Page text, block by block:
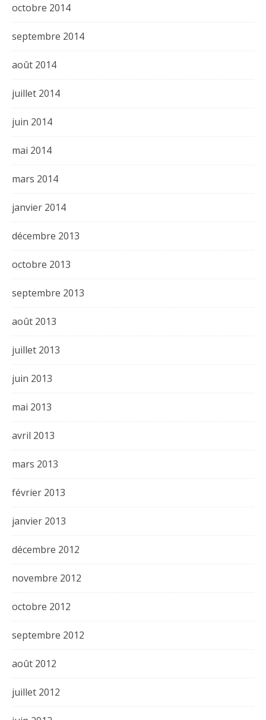
octobre 2014
septembre 2014
août 2014
juillet 2014
juin 2014
mai 2014
mars 2014
janvier 2014
décembre 2013
octobre 2013
septembre 2013
août 2013
juillet 2013
juin 2013
mai 2013
avril 2013
mars 2013
février 2013
janvier 2013
décembre 2012
novembre 2012
octobre 2012
septembre 2012
août 2012
juillet 2012